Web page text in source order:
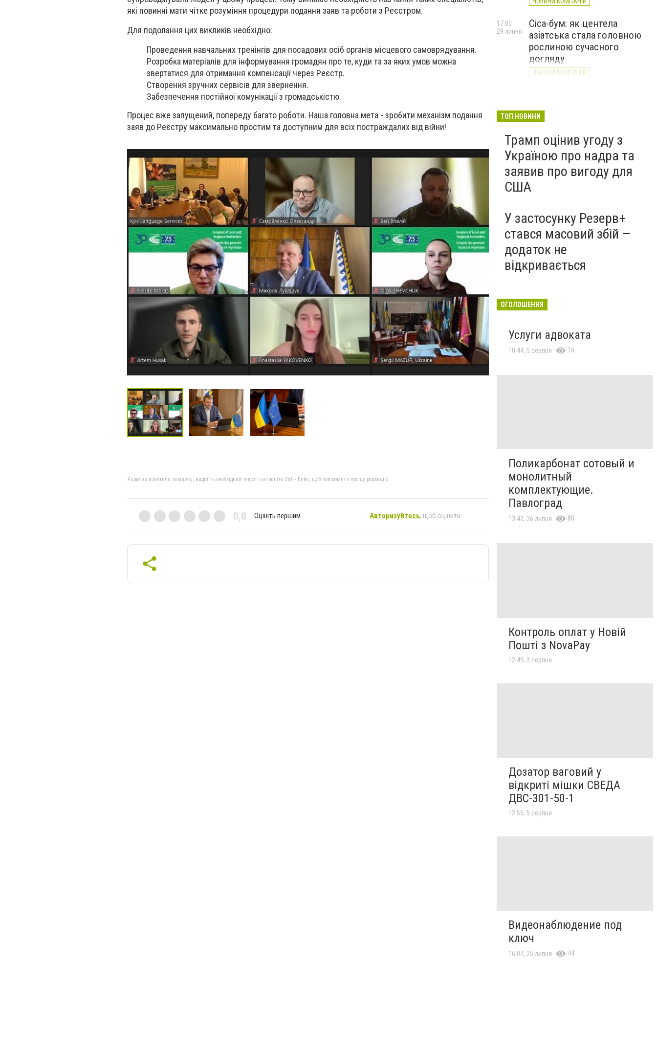
які повинні мати чітке розуміння процедури подання заяв та роботи з Реєстром.
Для подолання цих викликів необхідно:
Проведення навчальних тренінгів для посадових осіб органів місцевого самоврядування.
Розробка матеріалів для інформування громадян про те, куди та за яких умов можна
звертатися для отримання компенсації через Реєстр.
Створення зручних сервісів для звернення.
Забезпечення постійної комунікації з громадськістю.
Процес вже запущений, попереду багато роботи. Наша головна мета - зробити механізм подання
заяв до Реєстру максимально простим та доступним для всіх постраждалих від війни!
Якщо ви помітили помилку, виділіть необхідний текст і натисніть Ctrl + Enter, щоб повідомити про це редакцію
0,0 Оцініть першим Авторизуйтесь, щоб оцінити
Cica-бум: як центела
азіатська стала головною
рослиною сучасного
догляду
НОВИНИ КОМПАНІЙ
17:00
29 липня
ТОП НОВИНИ
Трамп оцінив угоду з
Україною про надра та
заявив про вигоду для
США
У застосунку Резерв+
стався масовий збій —
додаток не
відкривається
ОГОЛОШЕННЯ
Услуги адвоката
10:44, 5 серпня 16
Поликарбонат сотовый и
монолитный
комплектующие.
Павлоград
13:42, 26 липня 80
Контроль оплат у Новій
Пошті з NovaPay
12:49, 3 серпня
Дозатор ваговий у
відкриті мішки СВЕДА
ДВС-301-50-1
12:55, 5 серпня
Видеонаблюдение под
ключ
16:07, 25 липня 44